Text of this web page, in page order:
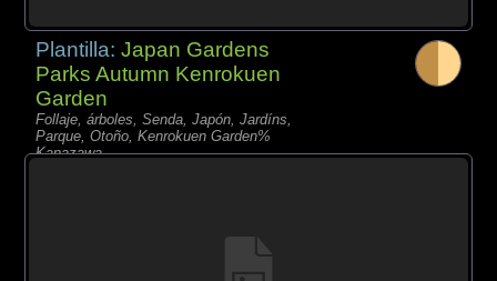
Plantilla:Japan Gardens
Parks Autumn Kenrokuen
Garden
Follaje, árboles, Senda, Japón, Jardíns,
Parque, Otoño, Kenrokuen Garden%
Kanazawa